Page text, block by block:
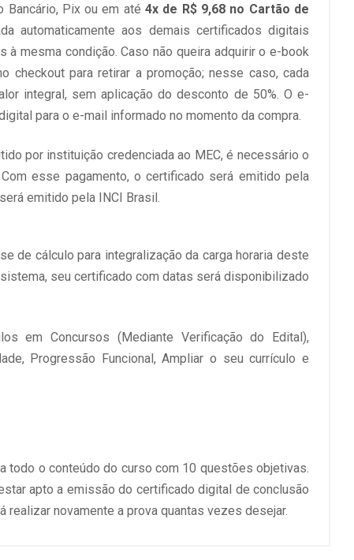
Bancário, Pix ou em até4x de R$ 9,68 no Cartão de
automaticamente aos demais certificados digitais
mesma condição. Caso não queira adquirir o e-book
checkout para retirar a promoção; nesse caso, cada
integral, sem aplicação do desconto de 50%. O e-
para o e-mail informado no momento da compra.
por instituição credenciada ao MEC, é necessário o
esse pagamento, o certificado será emitido pela
emitido pela INCI Brasil.
de cálculo para integralização da carga horaria deste
seu certificado com datas será disponibilizado
em Concursos (Mediante Verificação do Edital),
Progressão Funcional, Ampliar o seu currículo e
todo o conteúdo do curso com 10 questões objetivas.
apto a emissão do certificado digital de conclusão
realizar novamente a prova quantas vezes desejar.